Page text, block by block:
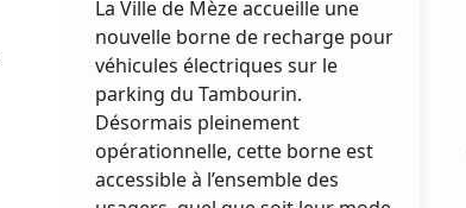
La Ville de Mèze accueille une
nouvelle borne de recharge pour
véhicules électriques sur le
parking du Tambourin.
Désormais pleinement
opérationnelle, cette borne est
accessible à l’ensemble des